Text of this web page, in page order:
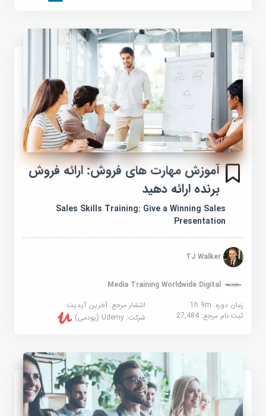
آموزش مهارت های فروش: ارائه فروش
برنده ارائه دهید
Sales Skills Training: Give a Winning Sales
Presentation
TJ Walker
Media Training Worldwide Digital
زمان دوره: 1h 9m
انتشار مرجع:آخرین آپدیت
ثبت نام مرجع:27,484 شرکت:Udemy (یودمی)